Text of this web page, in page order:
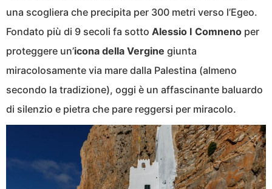
una scogliera che precipita per 300 metri verso l’Egeo.
Fondato più di 9 secoli fa sotto Alessio I Comneno per
proteggere un’icona della Vergine giunta
miracolosamente via mare dalla Palestina (almeno
secondo la tradizione), oggi è un affascinante baluardo
di silenzio e pietra che pare reggersi per miracolo.